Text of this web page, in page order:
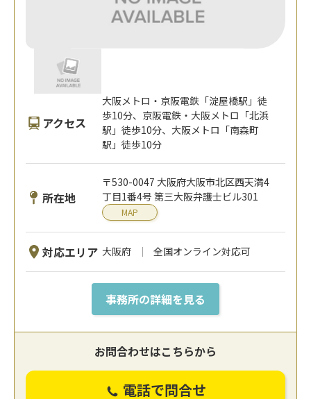
アクセス
大阪メトロ・京阪電鉄「淀屋橋駅」徒
歩10分、京阪電鉄・大阪メトロ「北浜
駅」徒歩10分、大阪メトロ「南森町
駅」徒歩10分
所在地
〒530-0047 大阪府大阪市北区西天満4
丁目1番4号 第三大阪弁護士ビル301
MAP
対応エリア 大阪府 全国オンライン対応可
事務所の詳細を見る
お問合わせはこちらから
電話で問合せ